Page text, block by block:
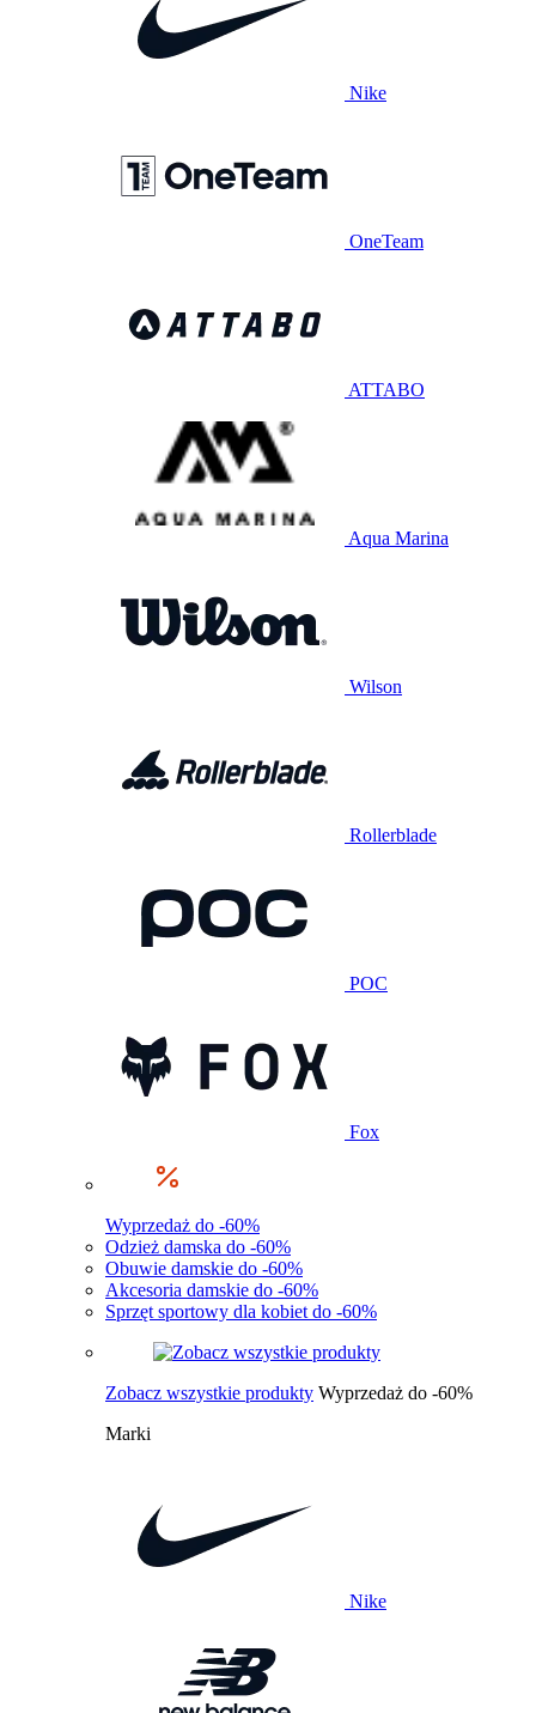
Nike
OneTeam
ATTABO
Aqua Marina
Wilson
Rollerblade
POC
Fox
Wyprzedaż do -60%
Odzież damska do -60%
Obuwie damskie do -60%
Akcesoria damskie do -60%
Sprzęt sportowy dla kobiet do -60%
Zobacz wszystkie produkty Wyprzedaż do -60%
Marki
Nike